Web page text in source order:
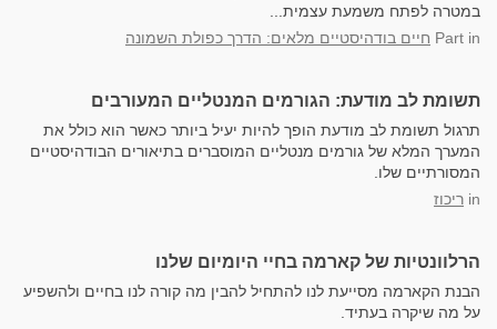
במטרה לפתח משמעת עצמית...
Part in חיים בודהיסטיים מלאים: הדרך כפולת השמונה
תשומת לב מודעת: הגורמים המנטליים המעורבים
תרגול תשומת לב מודעת הופך להיות יעיל ביותר כאשר הוא כולל את
המערך המלא של גורמים מנטליים המוסברים בתיאורים הבודהיסטיים
המסורתיים שלו.
in ריכוז
הרלוונטיות של קארמה בחיי היומיום שלנו
הבנת הקארמה מסייעת לנו להתחיל להבין מה קורה לנו בחיים ולהשפיע
על מה שיקרה בעתיד.